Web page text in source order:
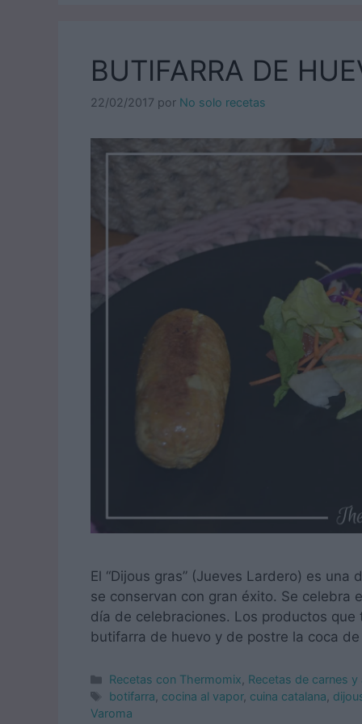
BUTIFARRA DE
22/02/2017 por No solo recetas
El “Dijous gras” (Jueves Lardero) es
se conservan con gran éxito. Se celebra
día de celebraciones. Los productos
butifarra de huevo y de postre la coca
Categorías
Recetas con Thermomix Recetas de carnes y
Etiquetas
botifarra cocina al vapor, cuina catalana
Varoma